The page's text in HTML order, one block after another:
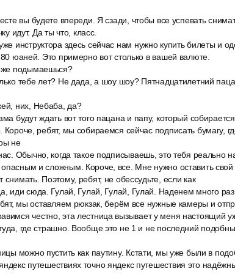
вы будете впереди. Я сзади, чтобы все успевать
идут. Да ты что, класс.
инструктора здесь сейчас нам нужно купить билеты и
юаней. Это примерно вот столько в вашей валюте.
подымаешься?
тебе лет? Не дада, а шоу шоу? Пятнадцатилетний
них, Небаба, да?
будут ждать вот того пацана и папу, который
ребят, мы собираемся сейчас подписать бумагу,
не
Обычно, когда такое подписываешь, это тебя реально
и сложным. Короче, все. Мне нужно оставить свой
снимать. Поэтому, ребят, не обессудьте, если как
иди сюда. Гулай, Гулай, Гулай, Гулай. Наденем много
мы оставляем рюкзак, берём все нужные камеры и
честно, эта лестница вызывает у меня настоящий
где страшно. Вообще это не 1 и не последний
можно пустить как паутину. Кстати, мы уже были в
путешествиях точно яндекс путешествия это